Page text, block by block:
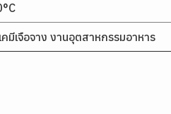
คมีเจือจาง งานอุตสาหกรรมอาหาร